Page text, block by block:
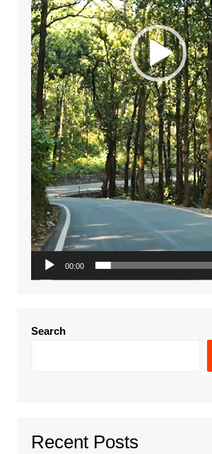
00:00
Search
Recent Posts